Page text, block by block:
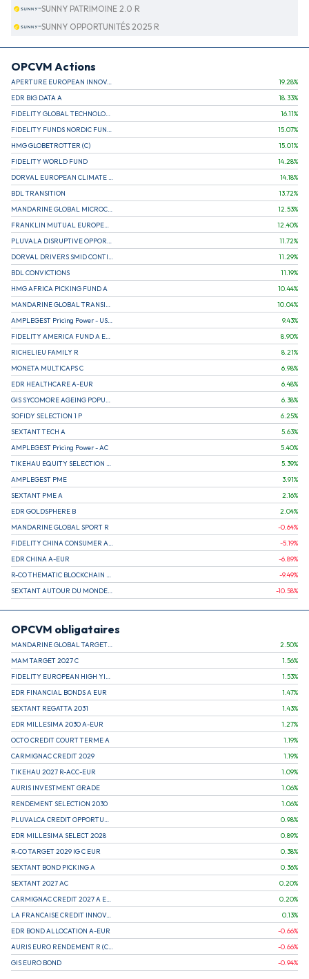
SUNNY PATRIMOINE 2.0 R
SUNNY OPPORTUNITÉS 2025 R
OPCVM Actions
APERTURE EUROPEAN INNOVATION 19.28%
EDR BIG DATA A
18.33%
16.11%
15.07%
HMG GLOBETROTTER (C)
15.01%
FIDELITY WORLD FUND
14.28%
14.18%
BDL TRANSITION
13.72%
12.53%
12.40%
11.72%
11.29%
BDL CONVICTIONS
11.19%
HMG AFRICA PICKING FUND A
10.44%
10.04%
9.43%
8.90%
RICHELIEU FAMILY R
8.21%
MONETA MULTICAPS C
6.98%
EDR HEALTHCARE A-EUR
6.48%
6.38%
SOFIDY SELECTION 1 P
6.25%
SEXTANT TECH A
5.63%
AMPLEGEST Pricing Power - AC
5.40%
5.39%
AMPLEGEST PME
3.91%
SEXTANT PME A
2.16%
EDR GOLDSPHERE B
2.04%
MANDARINE GLOBAL SPORT R
-0.64%
-5.19%
EDR CHINA A-EUR
-6.89%
-9.49%
-10.58%
OPCVM obligataires
2.50%
MAM TARGET 2027 C
1.56%
1.53%
EDR FINANCIAL BONDS A EUR
1.47%
SEXTANT REGATTA 2031
1.43%
EDR MILLESIMA 2030 A-EUR
1.27%
OCTO CREDIT COURT TERME A
1.19%
CARMIGNAC CREDIT 2029
1.19%
TIKEHAU 2027 R-ACC-EUR
1.09%
AURIS INVESTMENT GRADE
1.06%
RENDEMENT SELECTION 2030
1.06%
0.98%
EDR MILLESIMA SELECT 2028
0.89%
R-CO TARGET 2029 IG C EUR
0.38%
SEXTANT BOND PICKING A
0.36%
SEXTANT 2027 AC
0.20%
0.20%
LA FRANCAISE CREDIT INNOVATION
0.13%
EDR BOND ALLOCATION A-EUR
-0.66%
-0.66%
GIS EURO BOND
-0.94%